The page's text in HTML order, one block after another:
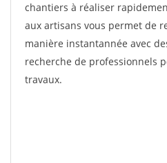
chantiers à réaliser
aux artisans vous permet de
manière instantannée avec
recherche de professionnels
travaux.